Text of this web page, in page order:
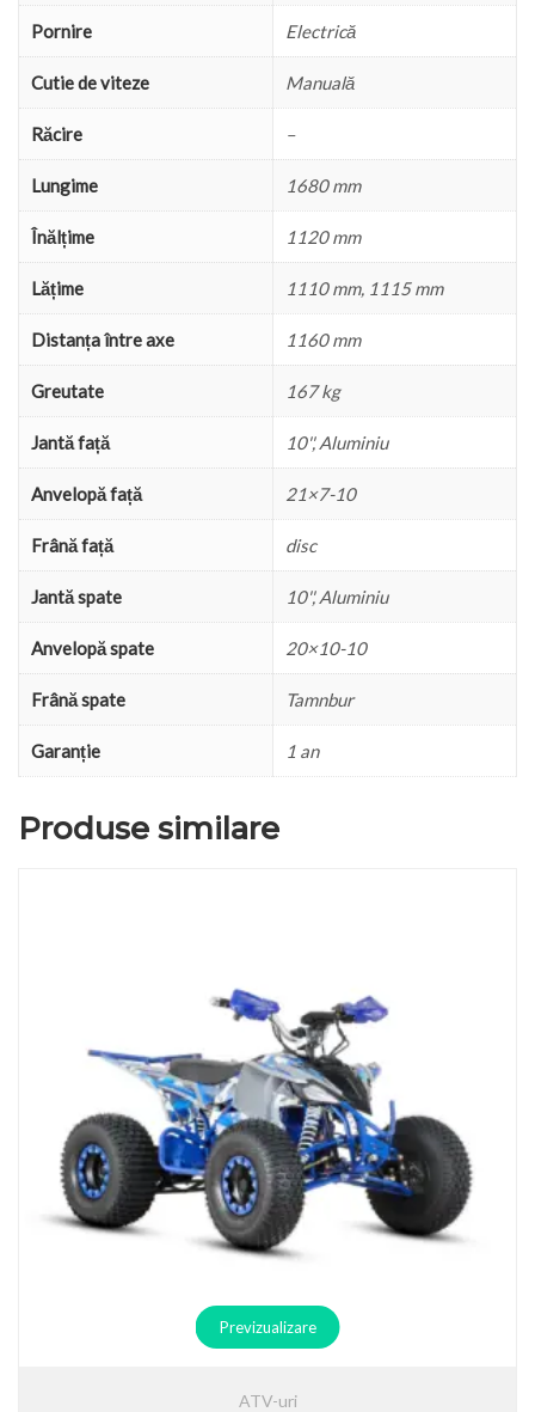
Pornire Electrică
Cutie de viteze Manuală
Răcire –
Lungime 1680 mm
Înălțime 1120 mm
Lățime 1110 mm, 1115 mm
Distanța între axe 1160 mm
Greutate 167 kg
Jantă față 10'', Aluminiu
Anvelopă față 21×7-10
Frână față disc
Jantă spate 10'', Aluminiu
Anvelopă spate 20×10-10
Frână spate Tamnbur
Garanție 1 an
Produse similare
Previzualizare
ATV-uri